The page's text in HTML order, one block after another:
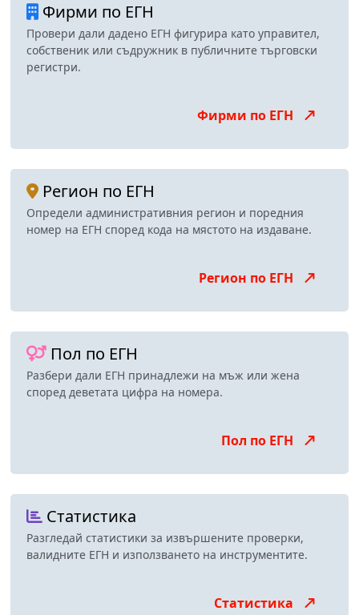
Фирми по ЕГН
Провери дали дадено ЕГН фигурира като управител,
собственик или съдружник в публичните търговски
регистри.
Фирми по ЕГН
Регион по ЕГН
Определи административния регион и поредния
номер на ЕГН според кода на мястото на издаване.
Регион по ЕГН
Пол по ЕГН
Разбери дали ЕГН принадлежи на мъж или жена
според деветата цифра на номера.
Пол по ЕГН
Статистика
Разгледай статистики за извършените проверки,
валидните ЕГН и използването на инструментите.
Статистика